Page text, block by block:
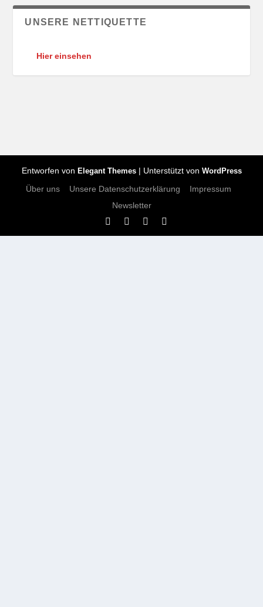
UNSERE NETTIQUETTE
Hier einsehen
Entworfen von Elegant Themes| Unterstützt von WordPress
Über uns Unsere Datenschutzerklärung
Impressum
Newsletter